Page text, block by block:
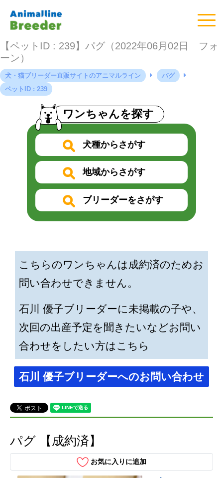
【ペットID : 239】パグ（2022年06月02日 フォ
ーン）
犬・猫ブリーダー直販サイトのアニマルライン
パグ
ペットID : 239
ワンちゃんを探す
犬種からさがす
地域からさがす
ブリーダーをさがす
こちらのワンちゃんは成約済のためお
問い合わせできません。
石川 優子ブリーダーに未掲載の子や、
次回の出産予定を聞きたいなどお問い
合わせをしたい方はこちら
石川 優子ブリーダーへのお問い合わせ
パグ 【成約済】
お気に入りに追加